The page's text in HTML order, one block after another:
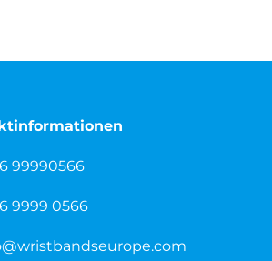
99990566
9999 0566